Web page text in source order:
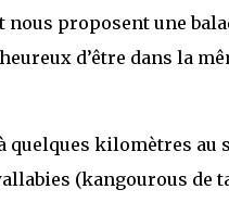
proposent une
d’être dans la
kilomètres au
(kangourous de